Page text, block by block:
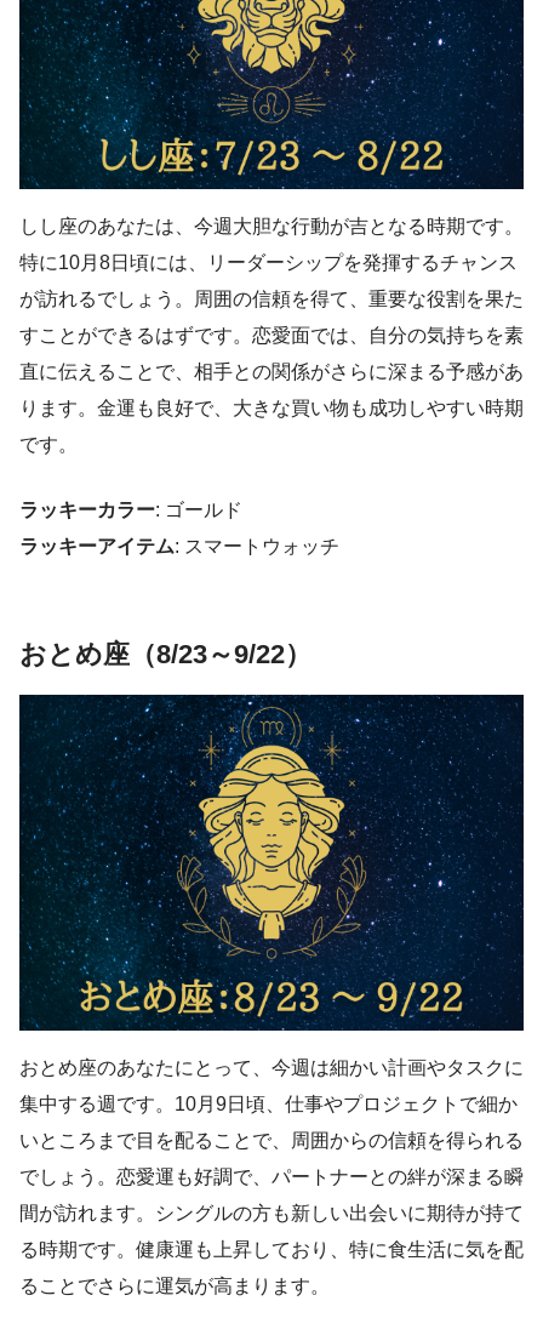
しし座のあなたは、今週大胆な行動が吉となる時期です。
特に10月8日頃には、リーダーシップを発揮するチャンス
が訪れるでしょう。周囲の信頼を得て、重要な役割を果た
すことができるはずです。恋愛面では、自分の気持ちを素
直に伝えることで、相手との関係がさらに深まる予感があ
ります。金運も良好で、大きな買い物も成功しやすい時期
です。
ラッキーカラー: ゴールド
ラッキーアイテム: スマートウォッチ
おとめ座（8/23～9/22）
おとめ座のあなたにとって、今週は細かい計画やタスクに
集中する週です。10月9日頃、仕事やプロジェクトで細か
いところまで目を配ることで、周囲からの信頼を得られる
でしょう。恋愛運も好調で、パートナーとの絆が深まる瞬
間が訪れます。シングルの方も新しい出会いに期待が持て
る時期です。健康運も上昇しており、特に食生活に気を配
ることでさらに運気が高まります。